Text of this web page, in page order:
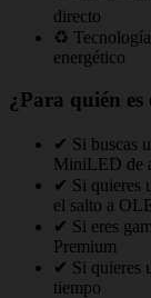
directo
♻️
energético
¿Para quién es
✔ Si buscas
MiniLED de
✔ Si quieres
el salto a
✔ Si eres
Premium
✔ Si quieres
tiempo